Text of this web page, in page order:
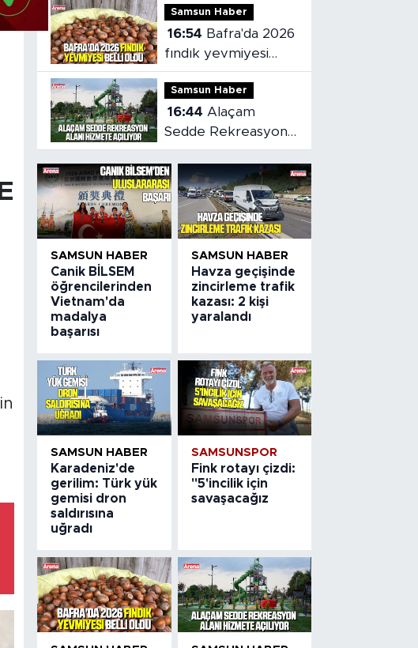
Samsun Haber
16:54
fındık yevmiyesi
belli oldu
Samsun Haber
16:44 Alaçam
Sedde Rekreasyon
alanı hizmete
açılıyor
SAMSUN HABER
Canik BİLSEM
öğrencilerinden
Vietnam'da
madalya
başarısı
SAMSUN HABER
Havza geçişinde
zincirleme trafik
kazası: 2 kişi
yaralandı
SAMSUN HABER
Karadeniz'de
gerilim: Türk yük
gemisi dron
saldırısına
uğradı
SAMSUNSPOR
Fink rotayı çizdi:
"5'incilik için
savaşacağız